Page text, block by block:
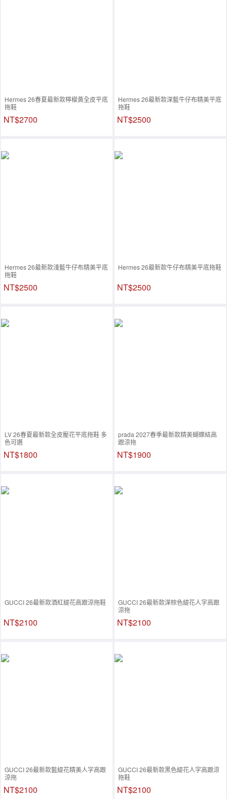
Hermes 26春夏最新款檸檬黃全皮平底
拖鞋
NT$2700
Hermes 26最新款深藍牛仔布精美平底
拖鞋
NT$2500
Hermes 26最新款淺藍牛仔布精美平底
拖鞋
NT$2500
Hermes 26最新款牛仔布精美平底拖鞋
NT$2500
LV 26春夏最新款全皮壓花平底拖鞋 多
色可選
NT$1800
prada 2027春季最新款精美蝴蝶結高
跟涼拖
NT$1900
GUCCI 26最新款酒紅緹花高跟涼拖鞋
NT$2100
GUCCI 26最新款深棕色緹花人字高跟
涼拖
NT$2100
GUCCI 26最新款藍緹花精美人字高跟
涼拖
NT$2100
GUCCI 26最新款黑色緹花人字高跟涼
拖鞋
NT$2100